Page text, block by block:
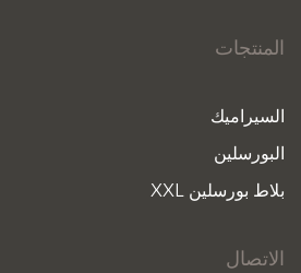
المنتجات
السيراميك
البورسلين
بلاط بورسلين XXL
الاتصال